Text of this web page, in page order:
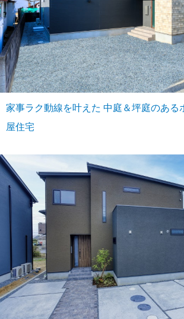
家事ラク動線を叶えた 中庭＆坪庭のある
屋住宅